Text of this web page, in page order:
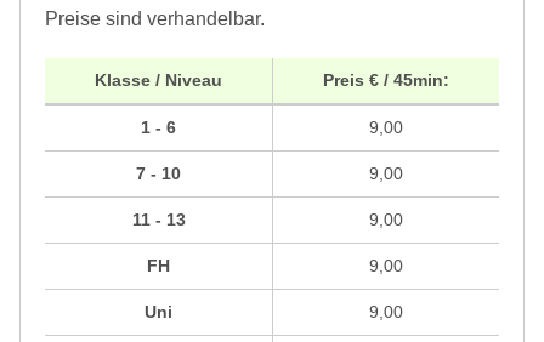
Preise sind verhandelbar.
Klasse / Niveau
1 - 6
7 - 10
11 - 13
FH
Uni
Preis € / 45min:
9,00
9,00
9,00
9,00
9,00